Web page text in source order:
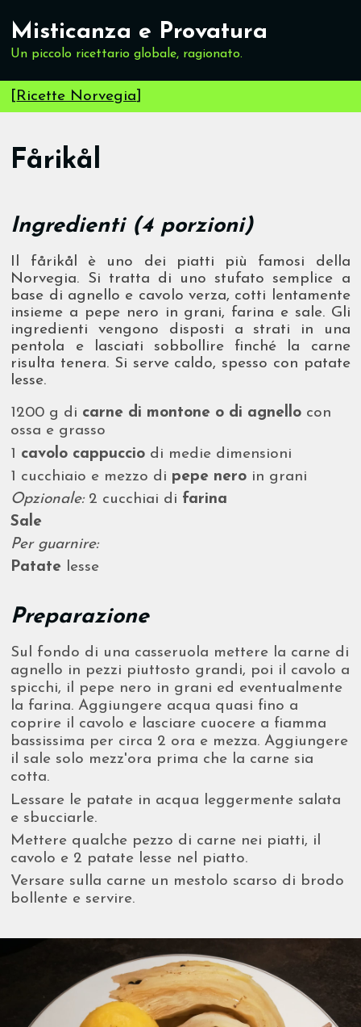
Misticanza e Provatura
Un piccolo ricettario globale, ragionato.
[Ricette Norvegia]
Fårikål
Ingredienti (4 porzioni)
Il fårikål è uno dei piatti più famosi della
Norvegia. Si tratta di uno stufato semplice a
base di agnello e cavolo verza, cotti lentamente
insieme a pepe nero in grani, farina e sale. Gli
ingredienti vengono disposti a strati in una
pentola e lasciati sobbollire finché la carne
risulta tenera. Si serve caldo, spesso con patate
lesse.
1200 g di carne di montone o di agnello con
ossa e grasso
1 cavolo cappuccio di medie dimensioni
1 cucchiaio e mezzo di pepe nero in grani
Opzionale:2 cucchiai di farina
Sale
Per guarnire:
Patate lesse
Preparazione
Sul fondo di una casseruola mettere la carne di
agnello in pezzi piuttosto grandi, poi il cavolo a
spicchi, il pepe nero in grani ed eventualmente
la farina. Aggiungere acqua quasi fino a
coprire il cavolo e lasciare cuocere a fiamma
bassissima per circa 2 ora e mezza. Aggiungere
il sale solo mezz'ora prima che la carne sia
cotta.
Lessare le patate in acqua leggermente salata
e sbucciarle.
Mettere qualche pezzo di carne nei piatti, il
cavolo e 2 patate lesse nel piatto.
Versare sulla carne un mestolo scarso di brodo
bollente e servire.